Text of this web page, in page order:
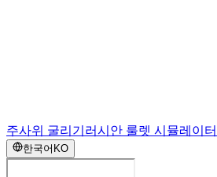
주사위 굴리기 러시안 룰렛 시뮬레이터
한국어 KO